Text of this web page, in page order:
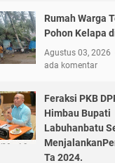
Rumah Warga
Pohon Kelapa
Agustus 03, 2026
ada komentar
Feraksi PKB
Himbau Bupati
Labuhanbatu
Ta 2024.